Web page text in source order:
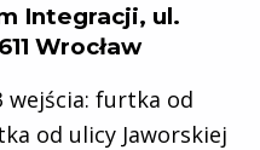
Integracji, ul.
Wrocław
wejścia: furtka od
od ulicy Jaworskiej